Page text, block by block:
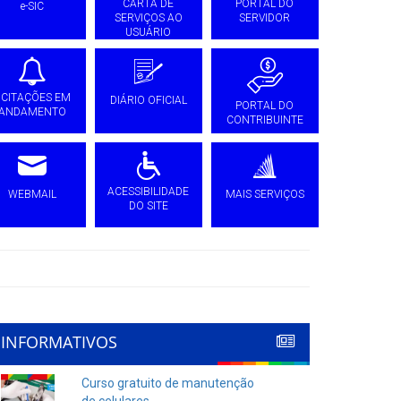
e-SIC
CARTA DE
SERVIÇOS AO
USUÁRIO
PORTAL DO
SERVIDOR
EM
DIÁRIO OFICIAL
PORTAL DO
CONTRIBUINTE
WEBMAIL
ACESSIBILIDADE
DO SITE
MAIS SERVIÇOS
INFORMATIVOS
Curso gratuito de manutenção